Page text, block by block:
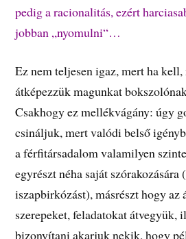
pedig a racionalitás, ezért
jobban „nyomulni“…
Ez nem teljesen igaz, mert ha
átképezzük magunkat
Csakhogy ez mellékvágány: úgy
csináljuk, mert valódi belső
a férfitársadalom valamilyen
egyrészt néha saját szórakozására
iszapbirkózást), másrészt hogy az
szerepeket, feladatokat
bizonyítani akarjuk nekik, hogy